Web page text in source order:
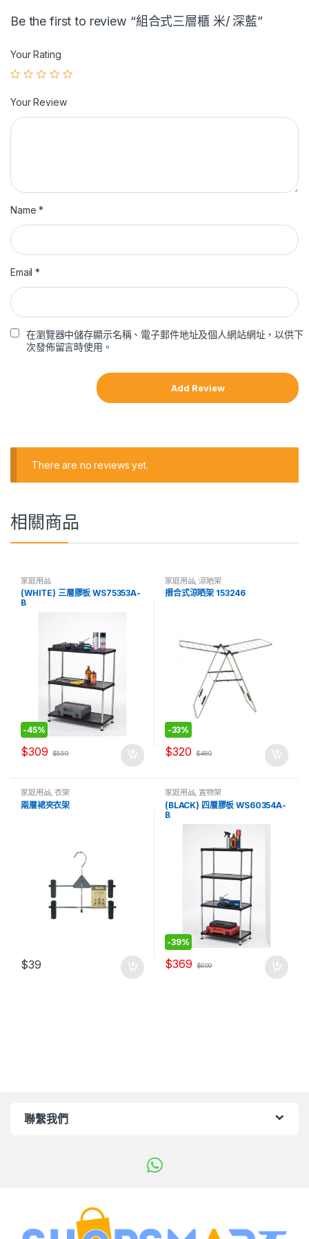
Be the first to review “組合式三層櫃 米/ 深藍”
Your Rating
Your Review
Name*
Email*
在瀏覽器中儲存顯示名稱、電子郵件地址及個人網站網址，以供下
次發佈留言時使用。
There are no reviews yet.
相關商品
家庭用品
(WHITE) 三層膠板 WS75353A-
B
-45%
$309 $559
家庭用品, 涼晒架
摺合式涼晒架 153246
-33%
$320 $480
家庭用品,衣架
兩層裙夾衣架
$39
家庭用品, 置物架
(BLACK) 四層膠板 WS60354A-
B
-39%
$369 $609
聯繫我們